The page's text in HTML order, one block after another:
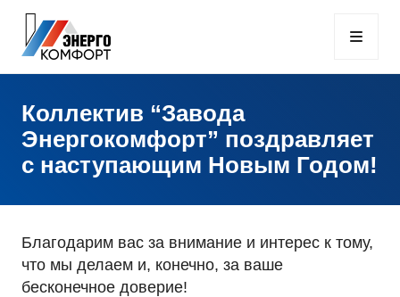
Коллектив “Завода
Энергокомфорт” поздравляет
с наступающим Новым Годом!
Благодарим вас за внимание и интерес к тому,
что мы делаем и, конечно, за ваше
бесконечное доверие!